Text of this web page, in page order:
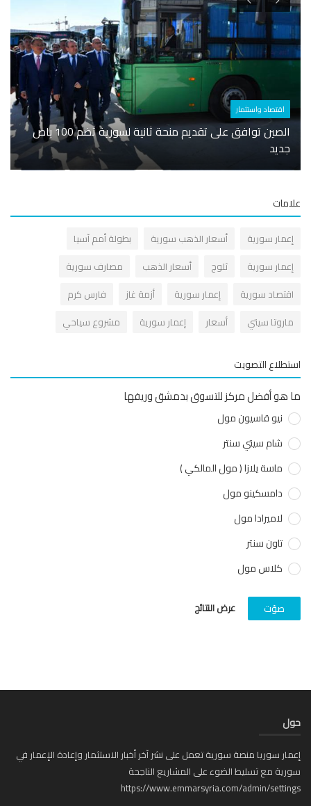
اقتصاد واستثمار
الصين توافق على تقديم منحة ثانية لسورية تضم 100 باص
سورية أسعار الذهب سورية
بطولة أمم آسيا
سورية
ثلوج أسعار الذهب
مصارف سورية
سورية
إعمار سورية أزمة غاز
فارس كرم
سيتي
أسعار إعمار سورية مشروع سياحي
التصويت
أفضل مركز للتسوق بدمشق وريفها
نيو قاسيون مول
شام سيتي سنتر
ماسة يلازا ( مول المالكي )
دامسكينو مول
لاميرادا مول
تاون سنتر
كلاس مول
عرض النتائج
سوريا منصة سورية تعمل على نشر آخر أخبار الاستثمار وإعادة الإعمار في
مع تسليط الضوء على المشاريع الناجحة
https://www.emmarsyria.com/admin/